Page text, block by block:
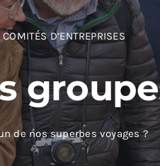
D’ENTREPRISES
de nos superbes voyages ?